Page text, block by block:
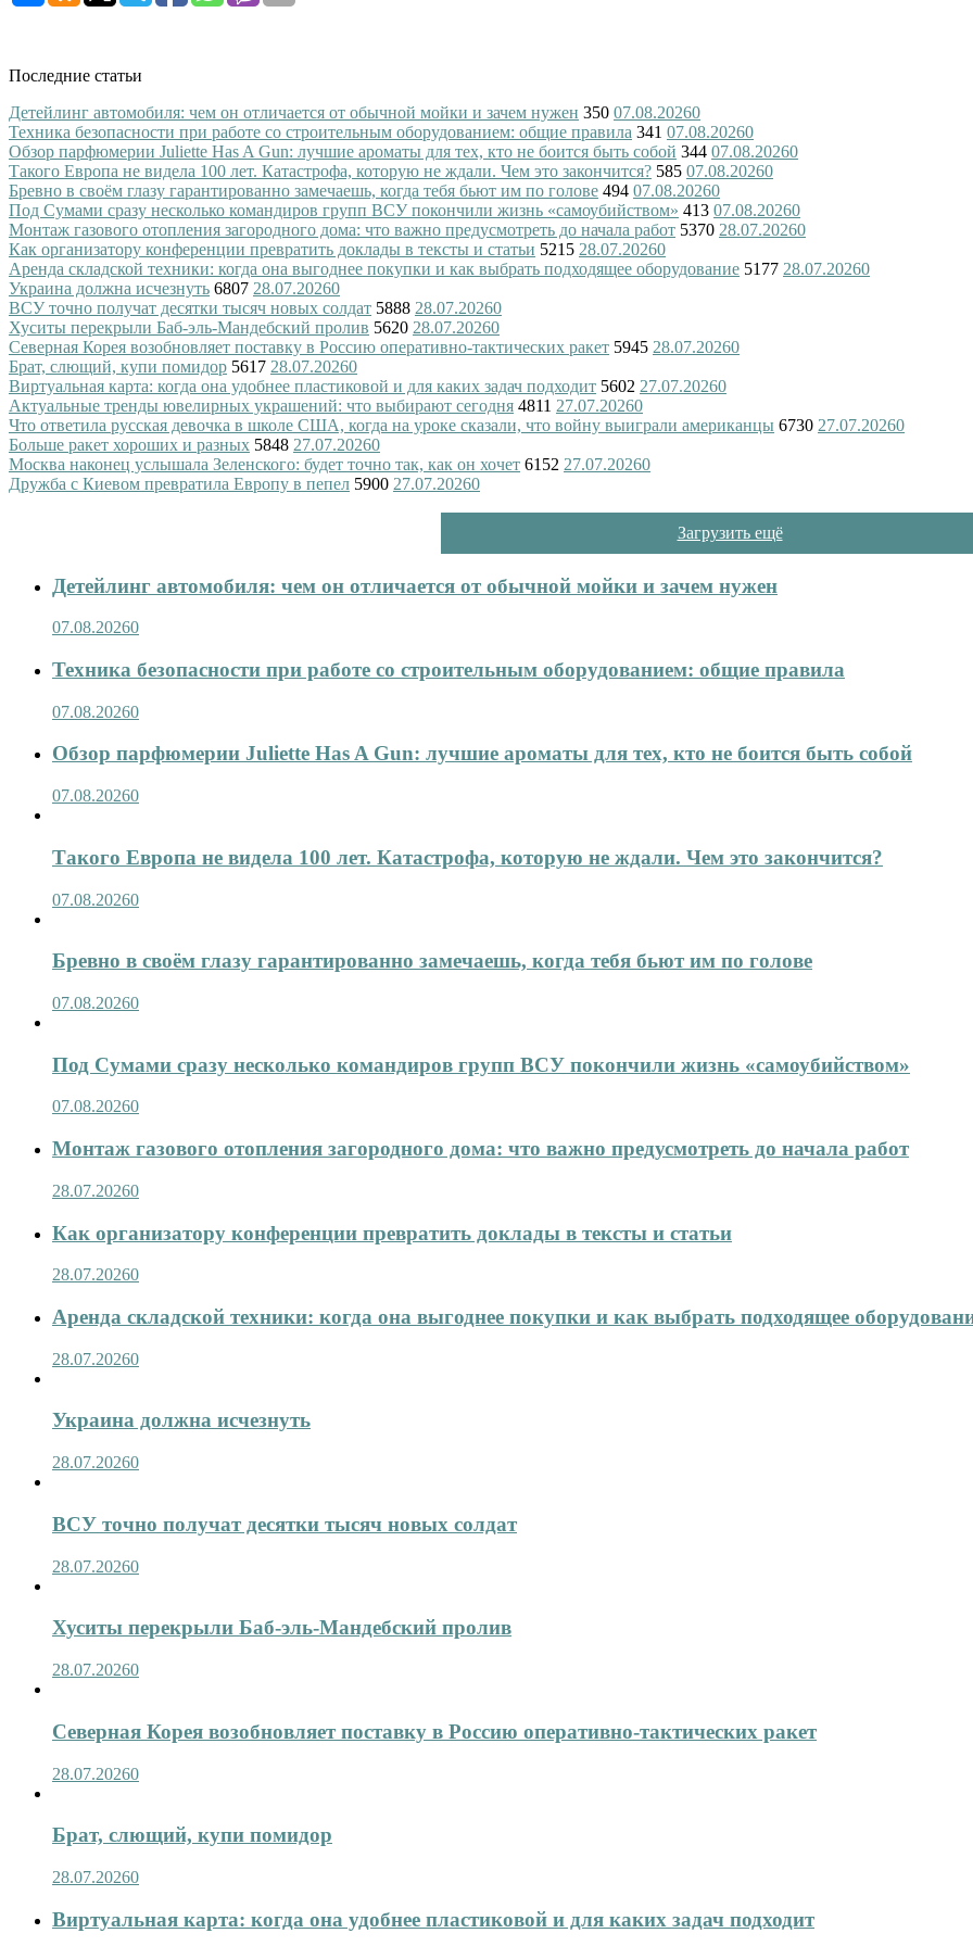
Последние статьи
Детейлинг автомобиля: чем он отличается от обычной мойки и зачем нужен 350 07.08.20260
Техника безопасности при работе со строительным оборудованием: общие правила 341 07.08.20260
Обзор парфюмерии Juliette Has A Gun: лучшие ароматы для тех, кто не боится быть собой 344 07.08.20260
Такого Европа не видела 100 лет. Катастрофа, которую не ждали. Чем это закончится? 585 07.08.20260
Бревно в своём глазу гарантированно замечаешь, когда тебя бьют им по голове 494 07.08.20260
Под Сумами сразу несколько командиров групп ВСУ покончили жизнь «самоубийством» 413 07.08.20260
Монтаж газового отопления загородного дома: что важно предусмотреть до начала работ 5370 28.07.20260
Как организатору конференции превратить доклады в тексты и статьи 5215 28.07.20260
Аренда складской техники: когда она выгоднее покупки и как выбрать подходящее оборудование 5177 28.07.20260
Украина должна исчезнуть 6807 28.07.20260
ВСУ точно получат десятки тысяч новых солдат 5888 28.07.20260
Хуситы перекрыли Баб-эль-Мандебский пролив 5620 28.07.20260
Северная Корея возобновляет поставку в Россию оперативно-тактических ракет 5945 28.07.20260
Брат, слющий, купи помидор 5617 28.07.20260
Виртуальная карта: когда она удобнее пластиковой и для каких задач подходит 5602 27.07.20260
Актуальные тренды ювелирных украшений: что выбирают сегодня 4811 27.07.20260
Что ответила русская девочка в школе США, когда на уроке сказали, что войну выиграли американцы 6730 27.07.20260
Больше ракет хороших и разных 5848 27.07.20260
Москва наконец услышала Зеленского: будет точно так, как он хочет 6152 27.07.20260
Дружба с Киевом превратила Европу в пепел 5900 27.07.20260
Загрузить ещё
Детейлинг автомобиля: чем он отличается от обычной мойки и зачем нужен
07.08.20260
Техника безопасности при работе со строительным оборудованием: общие правила
07.08.20260
Обзор парфюмерии Juliette Has A Gun: лучшие ароматы для тех, кто не боится быть собой
07.08.20260
Такого Европа не видела 100 лет. Катастрофа, которую не ждали. Чем это закончится?
07.08.20260
Бревно в своём глазу гарантированно замечаешь, когда тебя бьют им по голове
07.08.20260
Под Сумами сразу несколько командиров групп ВСУ покончили жизнь «самоубийством»
07.08.20260
Монтаж газового отопления загородного дома: что важно предусмотреть до начала работ
28.07.20260
Как организатору конференции превратить доклады в тексты и статьи
28.07.20260
Аренда складской техники: когда она выгоднее покупки и как выбрать подходящее
28.07.20260
Украина должна исчезнуть
28.07.20260
ВСУ точно получат десятки тысяч новых солдат
28.07.20260
Хуситы перекрыли Баб-эль-Мандебский пролив
28.07.20260
Северная Корея возобновляет поставку в Россию оперативно-тактических ракет
28.07.20260
Брат, слющий, купи помидор
28.07.20260
Виртуальная карта: когда она удобнее пластиковой и для каких задач подходит